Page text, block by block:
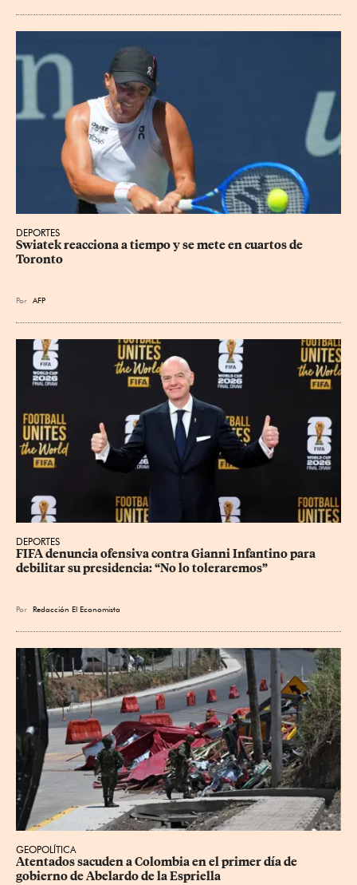
DEPORTES
Swiatek reacciona a tiempo y se mete en cuartos de
Toronto
Por AFP
DEPORTES
FIFA denuncia ofensiva contra Gianni Infantino para
debilitar su presidencia: “No lo toleraremos”
Por Redacción El Economista
GEOPOLÍTICA
Atentados sacuden a Colombia en el primer día de
gobierno de Abelardo de la Espriella